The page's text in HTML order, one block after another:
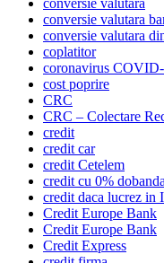
conversie valutara
conversie valutara
conversie valutara
coplatitor
coronavirus
cost poprire
CRC
CRC – Colectare
credit
credit car
credit Cetelem
credit cu 0% dobanda
credit daca lucrez in
Credit Europe Bank
Credit Europe Bank
Credit Express